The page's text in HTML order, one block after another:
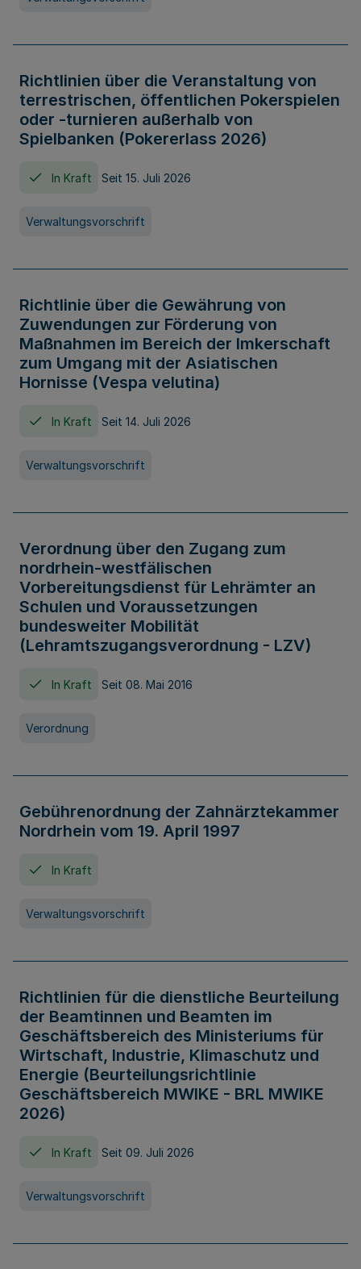
Richtlinien über die Veranstaltung von
terrestrischen, öffentlichen Pokerspielen
oder -turnieren außerhalb von
Spielbanken (Pokererlass 2026)
In Kraft Seit 15. Juli 2026
Verwaltungsvorschrift
Richtlinie über die Gewährung von
Zuwendungen zur Förderung von
Maßnahmen im Bereich der Imkerschaft
zum Umgang mit der Asiatischen
Hornisse (Vespa velutina)
In Kraft Seit 14. Juli 2026
Verwaltungsvorschrift
Verordnung über den Zugang zum
nordrhein-westfälischen
Vorbereitungsdienst für Lehrämter an
Schulen und Voraussetzungen
bundesweiter Mobilität
(Lehramtszugangsverordnung - LZV)
In Kraft Seit 08. Mai 2016
Verordnung
Gebührenordnung der Zahnärztekammer
Nordrhein vom 19. April 1997
In Kraft
Verwaltungsvorschrift
Richtlinien für die dienstliche Beurteilung
der Beamtinnen und Beamten im
Geschäftsbereich des Ministeriums für
Wirtschaft, Industrie, Klimaschutz und
Energie (Beurteilungsrichtlinie
Geschäftsbereich MWIKE - BRL MWIKE
2026)
In Kraft Seit 09. Juli 2026
Verwaltungsvorschrift